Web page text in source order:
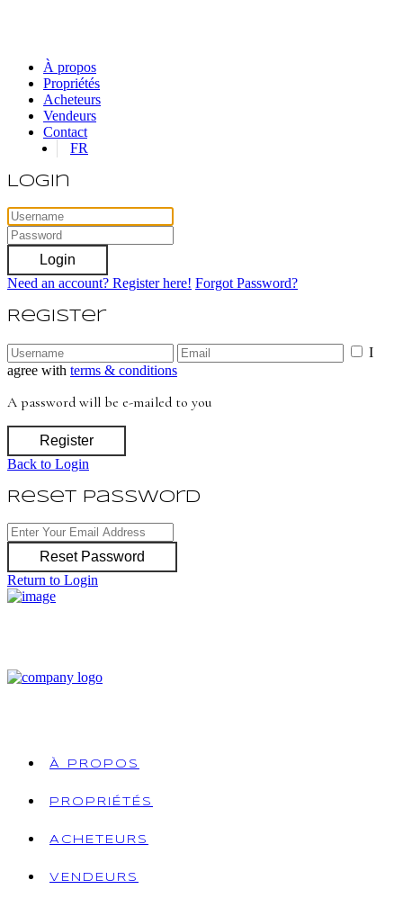
À propos
Propriétés
Acheteurs
Vendeurs
Contact
FR
Login
Login
Need an account? Register here! Forgot Password?
Register
I
agree with terms & conditions
A password will be e-mailed to you
Register
Back to Login
Reset Password
Reset Password
Return to Login
À PROPOS
PROPRIÉTÉS
ACHETEURS
VENDEURS